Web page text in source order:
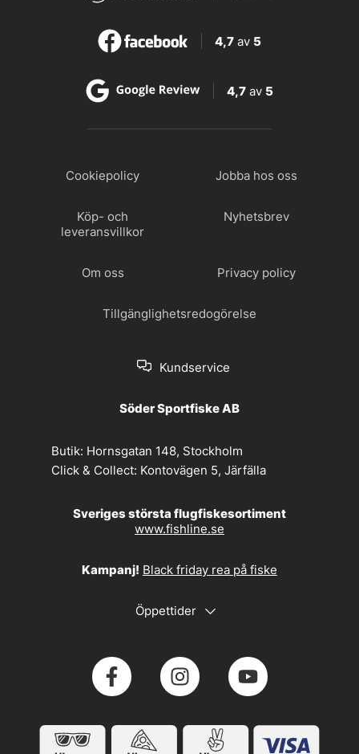
4,7 av 5
4,7 av 5
Cookiepolicy Jobba hos oss
Köp- och
leveransvillkor
Nyhetsbrev
Om oss Privacy policy
Tillgänglighetsredogörelse
Kundservice
Söder Sportfiske AB
Butik: Hornsgatan 148, Stockholm
Click & Collect: Kontovägen 5, Järfälla
Sveriges största flugfiskesortiment
www.fishline.se
Kampanj! Black friday rea på fiske
Öppettider